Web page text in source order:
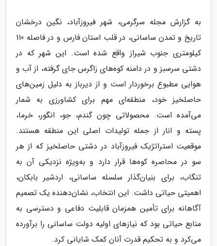
به گزارش مجله سرگرمی، شهر فیروزآباد، نگین درخشان
تاریخ و تمدن ساسانی، در قلب استان فارس و در فاصله 110
کیلومتری جنوب شیراز واقع شده است. این شهر که در
دشتی سرسبز و در دامنه کوه‌های زاگرس جای گرفته، از آب و
هوایی مطبوع برخوردار است و از دیرباز به دلیل زمین‌های
حاصلخیز خود، منطقه‌ای مهم برای کشاورزی به شمار
می‌آمده است. محصولاتی چون گندم، جو، انگور، خرما،
پسته و انار از جمله تولیدات اصلی این منطقه هستند.
موقعیت استراتژیک فیروزآباد در دشتی حاصلخیز که از هر
سو در محاصره کوه‌ها قرار دارد و به‌ویژه نزدیکی آن به
تنگاب، برای بنیان‌گذار سلسله ساسانی، اردشیر بابکان،
اهمیتی حیاتی داشت. این انتخاب، نشان‌دهنده یک تصمیم
آگاهانه برای تأمین همزمان قابلیت دفاعی و دسترسی به
منابع حیاتی بود که نیازهای اولیه دولت ساسانی را برآورده
می‌کرد و به تحکیم قدرت آنان کمک شایانی کرد.